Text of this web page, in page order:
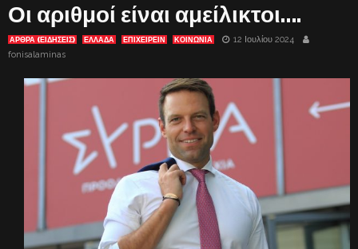
Οι αριθμοί είναι αμείλικτοι….
ΑΡΘΡΑ (ΕΙΔΗΣΕΙΣ) ΕΛΛΑΔΑ ΕΠΙΧΕΙΡΕΙΝ ΚΟΙΝΩΝΙΑ
12 Ιουλίου 2024
fonisalaminas